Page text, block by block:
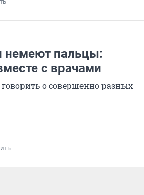
немеют пальцы:
с врачами
о совершенно разных